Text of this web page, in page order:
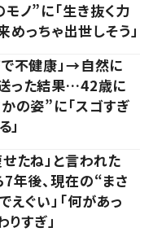
ノ”に「生き抜く力
めっちゃ出世しそう」
不健康」→自然に
った結果…42歳に
の姿”に「スゴすぎ
」
たね」と言われた
年後、現在の“まさ
ぐい」「何があっ
りすぎ」